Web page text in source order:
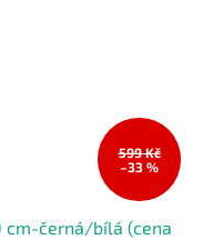
599 Kč
–33 %
cm-černá/bílá (cena